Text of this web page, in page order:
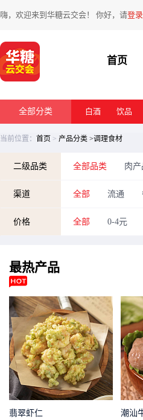
嗨，欢迎来到华糖云交会！ 你好，请登录
首页
全部分类 白酒 饮品
当前位置： 首页 > 产品分类 >调理食材
二级品类 全部品类 肉
渠道 全部 流通
价格 全部 0-4元
最热产品
翡翠虾仁 潮汕